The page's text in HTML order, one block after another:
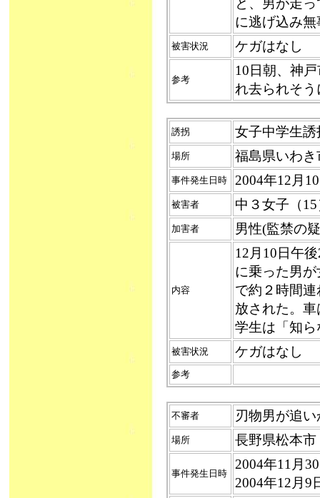
と、男が走
に逃げ込み
被害状況 ケガはなし
参考
10日朝、神
れ去られそ
誘拐 女子中学生誘
場所 福島県いわ
事件発生日時 2004年12月
被害者 中３女子（15
加害者 男性(監禁の
内容
12月10日午
に乗った男
で約２時間
放された。
学生は「知
被害状況 ケガはなし
参考
不審者 刃物男が追
場所 長野県松本市
事件発生日時
2004年11月
2004年12月